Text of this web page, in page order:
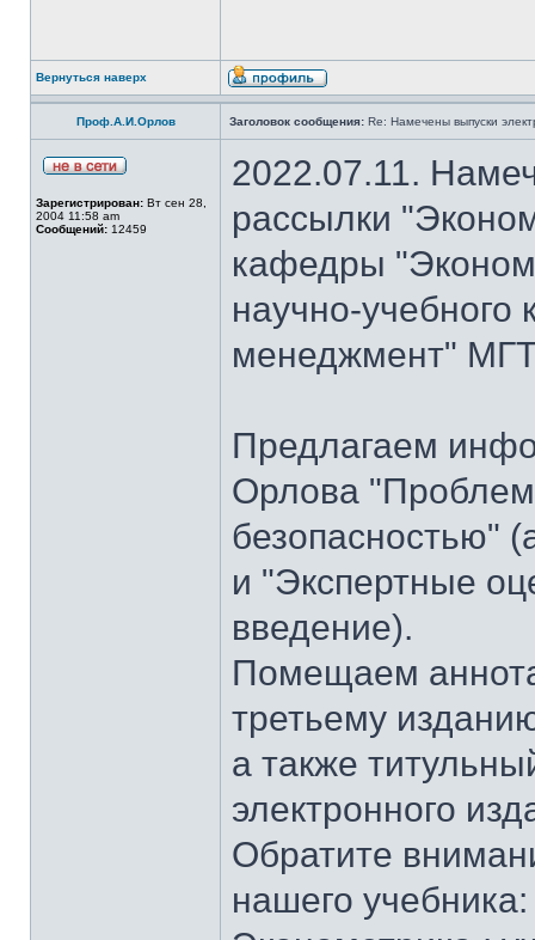
Вернуться наверх
Проф.А.И.Орлов Заголовок сообщения: Re: Намечены выпуски
Зарегистрирован: Вт сен 28,
2004 11:58 am
Сообщений: 12459
2022.07.11.
рассылки
кафедры
научно-
менеджмент"
Предлагаем
Орлова
безопасностью"
и "Экспертные
введение).
Помещаем
третьему
а также
электронного
Обратите
нашего учебника: